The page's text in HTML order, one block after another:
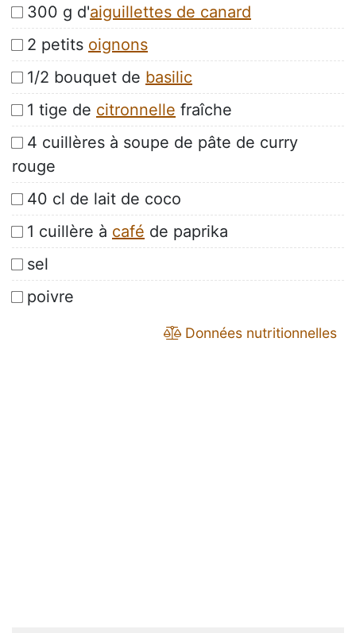
300 g d'aiguillettes de canard
2 petits oignons
1/2 bouquet de basilic
1 tige de citronnelle fraîche
4 cuillères à soupe de pâte de curry
rouge
40 cl de lait de coco
1 cuillère à café de paprika
sel
poivre
Données nutritionnelles